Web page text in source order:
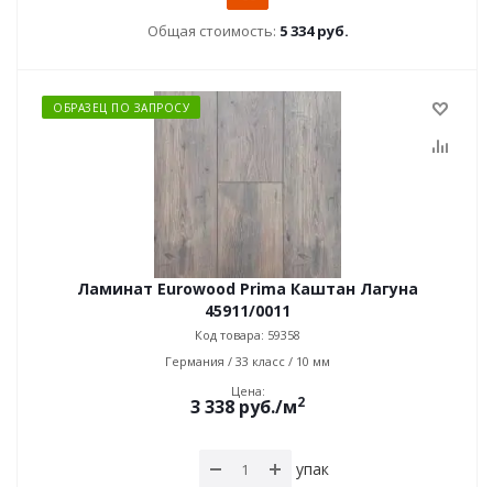
Общая стоимость: 5 334 руб.
ОБРАЗЕЦ ПО ЗАПРОСУ
Ламинат Eurowood Prima Каштан Лагуна
45911/0011
Код товара: 59358
Германия / 33 класс / 10 мм
Цена:
3 338 руб./м2
упак